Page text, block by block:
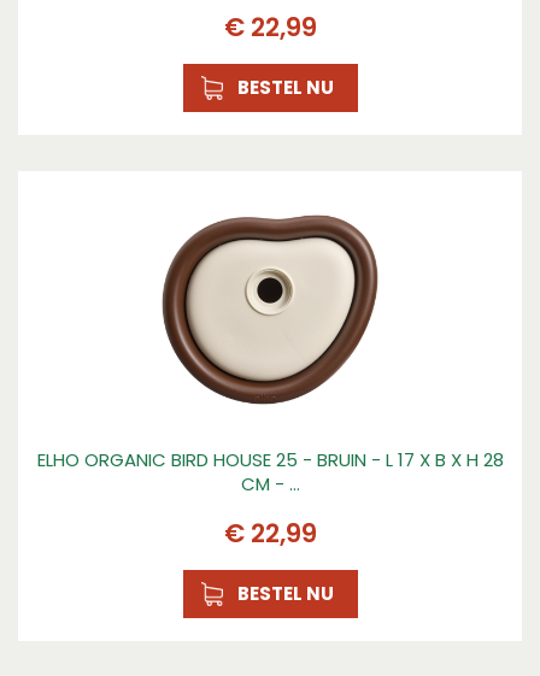
€ 22,99
BESTEL NU
ELHO ORGANIC BIRD HOUSE 25 - BRUIN - L 17 X B X H 28
CM - …
€ 22,99
BESTEL NU